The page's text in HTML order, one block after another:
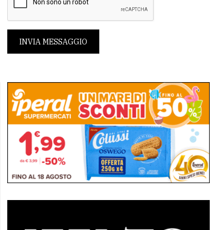
INVIA MESSAGGIO